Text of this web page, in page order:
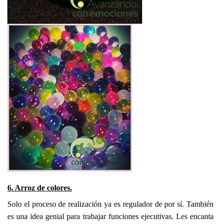
6. Arroz de colores.
Solo el proceso de realización ya es regulador de por sí. También
es una idea genial para trabajar funciones ejecutivas. Les encanta